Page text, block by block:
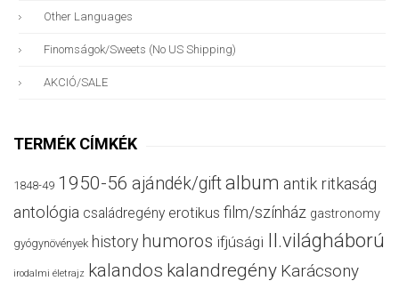
Other Languages
Finomságok/sweets (no US Shipping)
AKCIÓ/SALE
TERMÉK CÍMKÉK
1848-49 1950-56 ajándék/giftalbum antik ritkaság
antológia családregény erotikus film/színház gastronomy
gyógynövények history humoros ifjúsági II.világháború
irodalmi életrajz kalandos kalandregény Karácsony